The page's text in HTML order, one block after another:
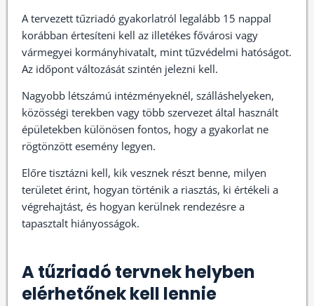
A tervezett tűzriadó gyakorlatról legalább 15 nappal
korábban értesíteni kell az illetékes fővárosi vagy
vármegyei kormányhivatalt, mint tűzvédelmi hatóságot.
Az időpont változását szintén jelezni kell.
Nagyobb létszámú intézményeknél, szálláshelyeken,
közösségi terekben vagy több szervezet által használt
épületekben különösen fontos, hogy a gyakorlat ne
rögtönzött esemény legyen.
Előre tisztázni kell, kik vesznek részt benne, milyen
területet érint, hogyan történik a riasztás, ki értékeli a
végrehajtást, és hogyan kerülnek rendezésre a
tapasztalt hiányosságok.
A tűzriadó tervnek helyben
elérhetőnek kell lennie